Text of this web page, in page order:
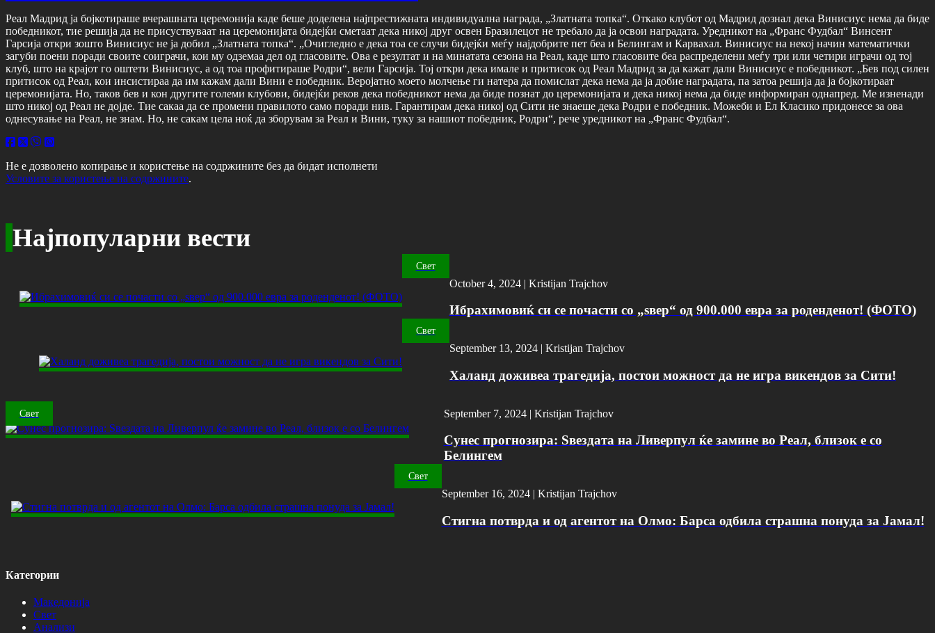
Реал Мадрид ја бојкотираше вчерашната церемонија каде беше доделена најпрестижната индивидуална награда, „Златната топка“. Откако клубот од Мадрид дознал дека Винисиус нема да биде
победникот, тие решија да не присуствуваат на церемонијата бидејќи сметаат дека никој друг освен Бразилецот не требало да ја освои наградата. Уредникот на „Франс Фудбал“ Винсент
Гарсија откри зошто Винисиус не ја добил „Златната топка“. „Очигледно е дека тоа се случи бидејќи меѓу најдобрите пет беа и Белингам и Карвахал. Винисиус на некој начин математички
загуби поени поради своите соиграчи, кои му одземаа дел од гласовите. Ова е резултат и на минатата сезона на Реал, каде што гласовите беа распределени меѓу три или четири играчи од тој
клуб, што на крајот го оштети Винисиус, а од тоа профитираше Родри“, вели Гарсија. Тој откри дека имале и притисок од Реал Мадрид за да кажат дали Винисиус е победникот. „Бев под силен
притисок од Реал, кои инсистираа да им кажам дали Вини е победник. Веројатно моето молчење ги натера да помислат дека нема да ја добие наградата, па затоа решија да ја бојкотираат
церемонијата. Но, таков бев и кон другите големи клубови, бидејќи реков дека победникот нема да биде познат до церемонијата и дека никој нема да биде информиран однапред. Ме изненади
што никој од Реал не дојде. Тие сакаа да се промени правилото само поради нив. Гарантирам дека никој од Сити не знаеше дека Родри е победник. Можеби и Ел Класико придонесе за ова
однесување на Реал, не знам. Но, не сакам цела ноќ да зборувам за Реал и Вини, туку за нашиот победник, Родри“, рече уредникот на „Франс Фудбал“.
Не е дозволено копирање и користење на содржините без да бидат исполнети
Условите за користење на содржините.
Најпопуларни вести
Свет
October 4, 2024 | Kristijan Trajchov
Ибрахимовиќ си се почасти со „ѕвер“ од 900.000 евра за роденденот! (ФОТО)
Свет
September 13, 2024 | Kristijan Trajchov
Халанд доживеа трагедија, постои можност да не игра викендов за Сити!
Свет September 7, 2024 | Kristijan Trajchov
Сунес прогнозира: Ѕвездата на Ливерпул ќе замине во Реал, близок е со
Белингем
Свет
September 16, 2024 | Kristijan Trajchov
Стигна потврда и од агентот на Олмо: Барса одбила страшна понуда за Јамал!
Категории
Македонија
Свет
Анализи